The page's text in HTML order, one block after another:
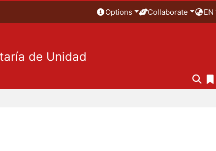
Options Collaborate EN
de Unidad